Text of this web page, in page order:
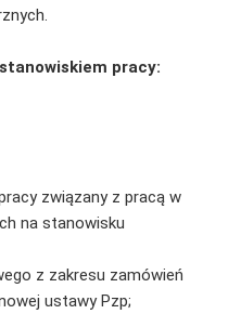
pracy:
związany z pracą w
na stanowisku
z zakresu zamówień
ustawy Pzp;